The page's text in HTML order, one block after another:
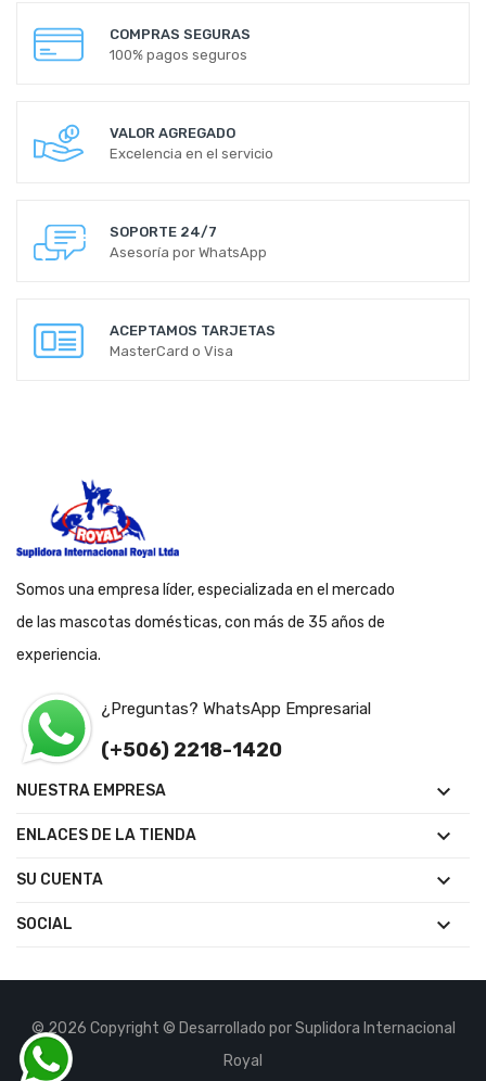
COMPRAS SEGURAS
100% pagos seguros
VALOR AGREGADO
Excelencia en el servicio
SOPORTE 24/7
Asesoría por WhatsApp
ACEPTAMOS TARJETAS
MasterCard o Visa
Somos una empresa líder, especializada en el mercado
de las mascotas domésticas, con más de 35 años de
experiencia.
¿Preguntas? WhatsApp Empresarial
(+506) 2218-1420
NUESTRA EMPRESA 
ENLACES DE LA TIENDA 
SU CUENTA 
SOCIAL 
© 2026 Copyright © Desarrollado por Suplidora Internacional
Royal